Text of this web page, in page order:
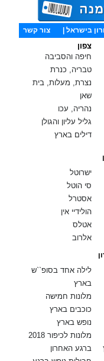
בישראל |צור קשר
צפון
חיפה והסביבה
טבריה, כנרת
נצרת, מעלות, בית
שאן
נהריה, עכו
גליל עליון והגולן
דילים בארץ
ישרוטל
סי הוטל
אסטרל
הולידיי אין
אטלס
אלרוב
לילה אחד בסופ``ש
בארץ
מלונות חמישה
כוכבים בארץ
נופש בארץ
מלונות לכיפור 2018
ברגע האחרון